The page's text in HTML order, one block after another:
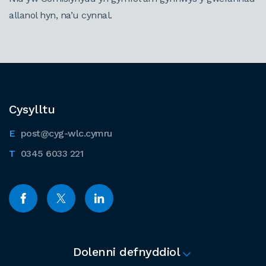
allanol hyn, na’u cynnal.
Cysylltu
post@cyg-wlc.cymru
0345 6033 221
Dolenni defnyddiol